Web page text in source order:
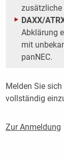
zusätzliche
DAXX/
Abklärung
mit
panNEC.
Melden Sie
vollständig
Zur Anmeldung